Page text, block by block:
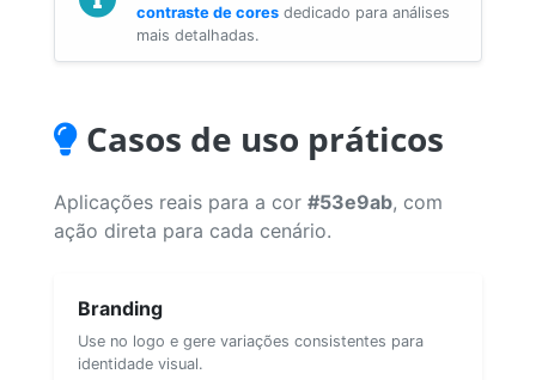
contraste de cores dedicado para análises
mais detalhadas.
Casos de uso práticos
Aplicações reais para a cor #53e9ab, com
ação direta para cada cenário.
Branding
Use no logo e gere variações consistentes para
identidade visual.